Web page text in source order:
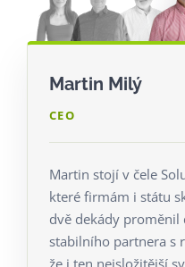
Kateřina Beková
Lukáš Mikula
Martin
Martin Milý
CEO
Martin stojí v čele
které firmám i státu
dvě dekády
stabilního partnera s
že i ten nejsložitější